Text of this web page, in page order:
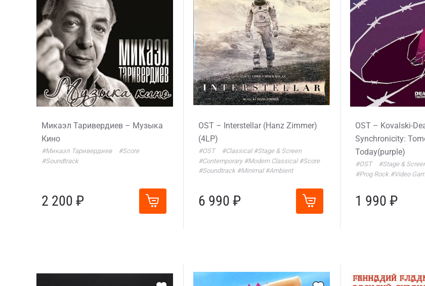
Микаэл Таривердиев – Музыка
Кино
#Микаэл Таривердиев
#Score
#Soundtrack
2 200 ₽
OST – Interstellar (Hanz Zimmer)
(4LP)
#OST #Classical #Stage & Screen
#Contemporary #Modern Classical #Score
#Soundtrack #Minimal #Ambient
6 990 ₽
OST – Kovalski-
Synchronicity:
Today(purple)
#OST #Stage &
#Prog Rock #Video
1 990 ₽